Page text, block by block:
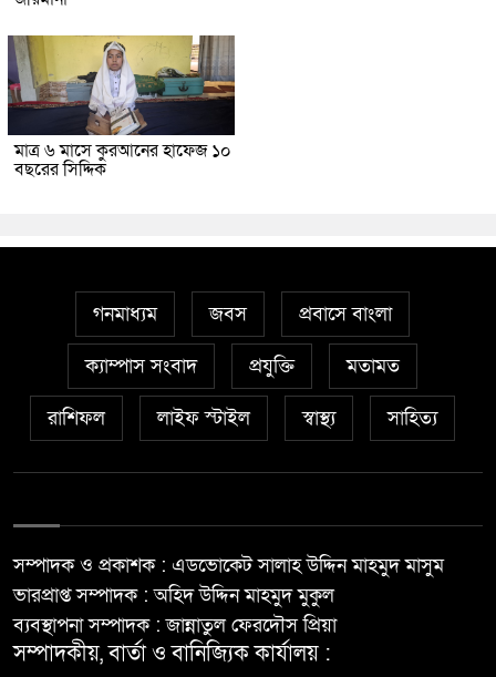
মাত্র ৬ মাসে কুরআনের হাফেজ ১০
বছরের সিদ্দিক
গনমাধ্যম জবস প্রবাসে বাংলা
ক্যাম্পাস সংবাদ প্রযুক্তি মতামত
রাশিফল লাইফ স্টাইল স্বাস্থ্য সাহিত্য
সম্পাদক ও প্রকাশক : এডভোকেট সালাহ উদ্দিন মাহমুদ মাসুম
ভারপ্রাপ্ত সম্পাদক : অহিদ উদ্দিন মাহমুদ মুকুল
ব্যবস্থাপনা সম্পাদক : জান্নাতুল ফেরদৌস প্রিয়া
সম্পাদকীয়, বার্তা ও বানিজ্যিক কার্যালয় :